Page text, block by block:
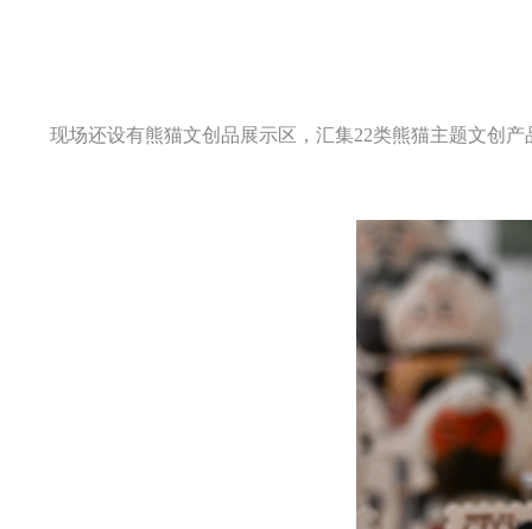
现场还设有熊猫文创品展示区，汇集22类熊猫主题文创产